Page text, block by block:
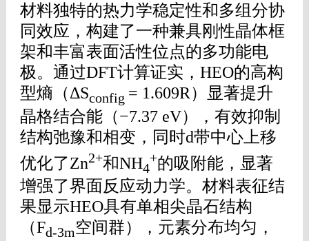
材料独特的热力学稳定性和多组分协
同效应，构建了一种兼具刚性晶体框
架和丰富表面活性位点的多功能电
极。通过DFT计算证实，HEO的高构
型熵（ΔSconfig = 1.609R）显著提升
晶格结合能（−7.37 eV），有效抑制
结构弛豫和相变，同时d带中心上移
优化了Zn2+和NH4
+的吸附能，显著
增强了界面反应动力学。材料表征结
果显示HEO具有单相尖晶石结构
（Fd-3m空间群），元素分布均匀，